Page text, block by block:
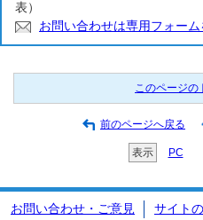
表）
お問い合わせは専用フォーム
このページの
前のページへ戻る
表示 PC
お問い合わせ・ご意見 サイト